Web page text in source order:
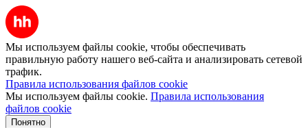
Мы используем файлы cookie, чтобы обеспечивать
правильную работу нашего веб-сайта и анализировать сетевой
трафик.
Правила использования файлов cookie
Мы используем файлы cookie. Правила использования
файлов cookie
Понятно